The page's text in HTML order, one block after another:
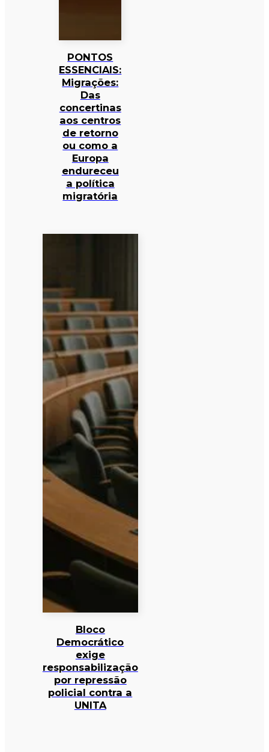
PONTOS
ESSENCIAIS:
Migrações:
Das
concertinas
aos centros
de retorno
ou como a
Europa
endureceu
a política
migratória
Bloco
Democrático
exige
responsabilização
por repressão
policial contra a
UNITA